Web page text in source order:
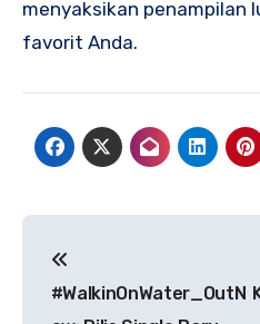
menyaksikan penampilan
favorit Anda.
pos
#WalkinOnWater_OutN